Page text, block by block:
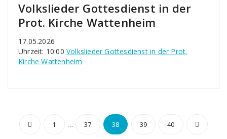
Volkslieder Gottesdienst in der
Prot. Kirche Wattenheim
17.05.2026
Uhrzeit: 10:00 Volkslieder Gottesdienst in der Prot.
Kirche Wattenheim
Seitennummerierung
1 … 37 38 39 40